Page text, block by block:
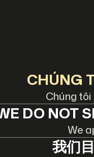
CHÚNG
Chúng
DO NOT
We
我们